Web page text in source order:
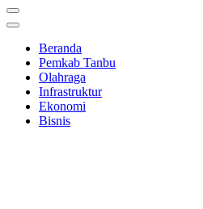
Beranda
Pemkab Tanbu
Olahraga
Infrastruktur
Ekonomi
Bisnis